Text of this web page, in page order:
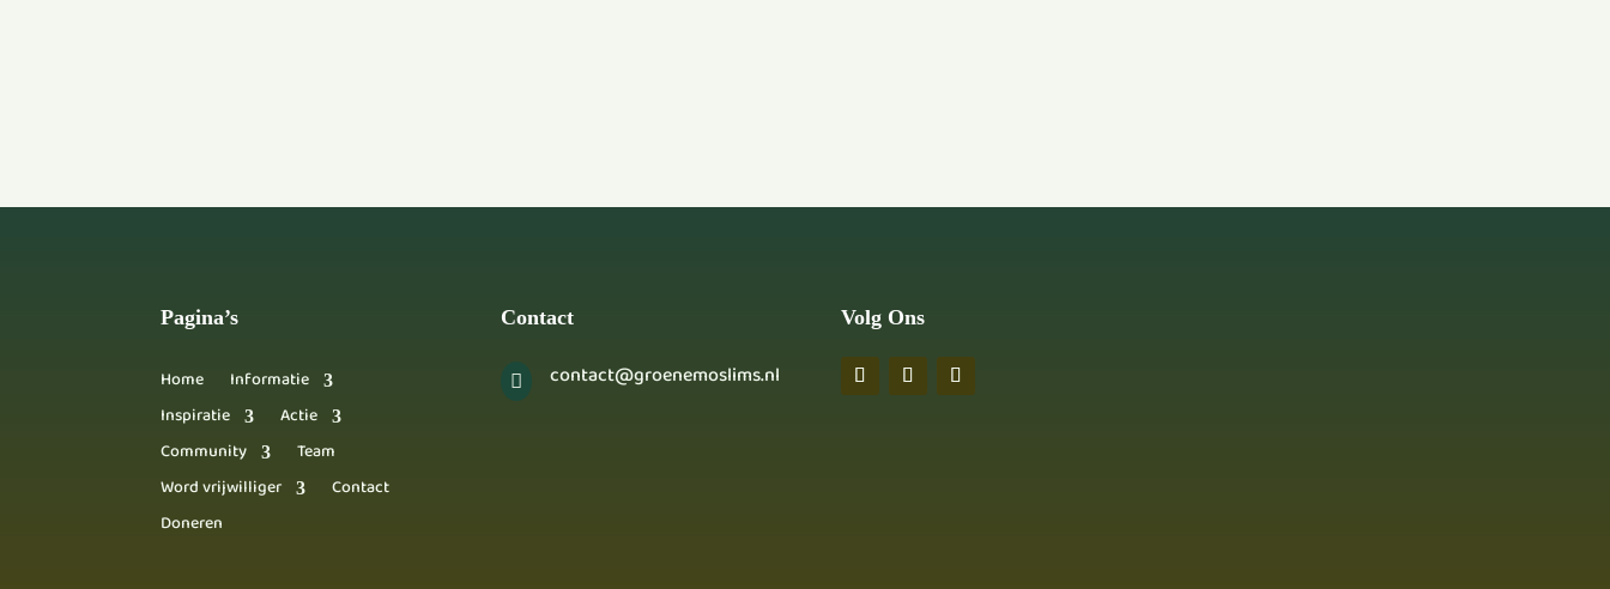
Pagina’s
Home
Informatie
Inspiratie
Actie
Community
Team
Word vrijwilliger
Contact
Doneren
Contact
 contact@groenemoslims.nl
Volg Ons